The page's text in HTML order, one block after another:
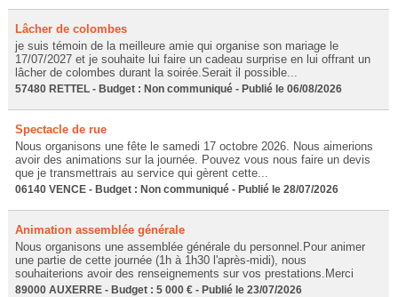
Lâcher de colombes
je suis témoin de la meilleure amie qui organise son mariage le
17/07/2027 et je souhaite lui faire un cadeau surprise en lui offrant un
lâcher de colombes durant la soirée.Serait il possible...
57480 RETTEL - Budget : Non communiqué - Publié le 06/08/2026
Spectacle de rue
Nous organisons une fête le samedi 17 octobre 2026. Nous aimerions
avoir des animations sur la journée. Pouvez vous nous faire un devis
que je transmettrais au service qui gèrent cette...
06140 VENCE - Budget : Non communiqué - Publié le 28/07/2026
Animation assemblée générale
Nous organisons une assemblée générale du personnel.Pour animer
une partie de cette journée (1h à 1h30 l'après-midi), nous
souhaiterions avoir des renseignements sur vos prestations.Merci
89000 AUXERRE - Budget : 5 000 € - Publié le 23/07/2026